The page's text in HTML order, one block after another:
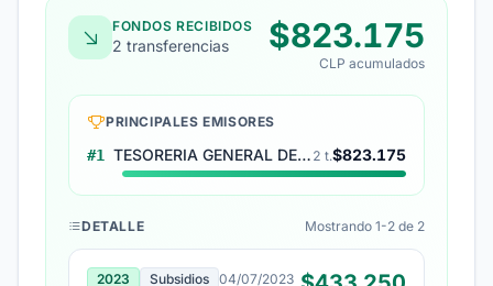
FONDOS RECIBIDOS
2 transferencias $823.175
CLP acumulados
PRINCIPALES EMISORES
#1 TESORERIA GENERAL DE LA REPUBLICA 2 t.$823.175
DETALLE Mostrando 1-2 de 2
2023 Subsidios 04/07/2023